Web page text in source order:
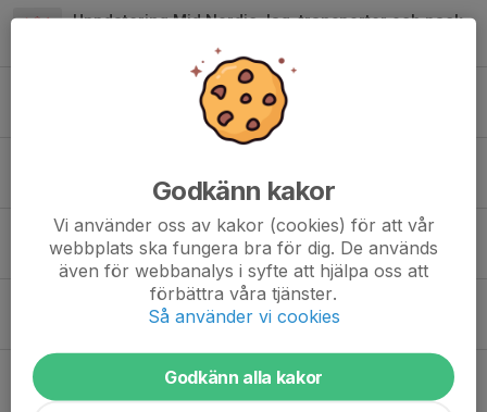
Uppdatering Mid Nordic, lag, transporter och packlista
Lagindelning Mid Nordic cup
6 jul, 13:57 20
Sommaruppehåll och info inför hösten
4 jul, 22:53 1
Uppföljning av händelse vid dagens match
2 jul, 18:21 2
Information Storsjöcupen
29 jun, 23:09 2
Godkänn kakor
Vi använder oss av kakor (cookies) för att vår
webbplats ska fungera bra för dig. De används
även för webbanalys i syfte att hjälpa oss att
förbättra våra tjänster.
Så använder vi cookies
Godkänn alla kakor